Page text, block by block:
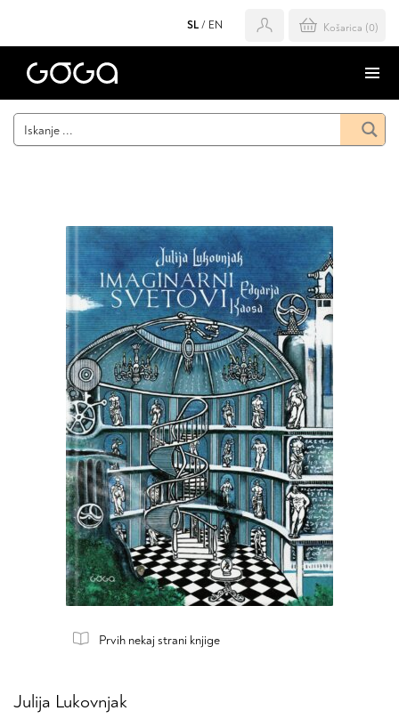
SL / EN Košarica (0)
Prvih nekaj strani knjige
Julija Lukovnjak